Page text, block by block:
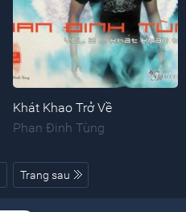
Khát Khao Trở Về
Phan Đinh Tùng
Trang sau